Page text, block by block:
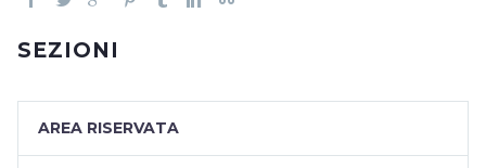
SEZIONI
AREA RISERVATA